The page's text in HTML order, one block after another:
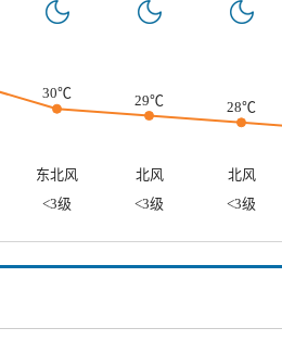
30℃
29℃ 28℃
东北风 北风 北风
<3级 <3级 <3级